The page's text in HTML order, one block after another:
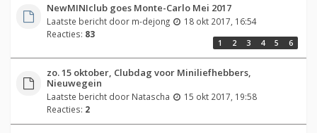
NewMINIclub goes Monte-Carlo Mei 2017
Laatste bericht door m-dejong
18 okt 2017, 16:54
Reacties: 83
1 2 3 4 5 6
zo. 15 oktober, Clubdag voor Miniliefhebbers,
Nieuwegein
Laatste bericht door Natascha
15 okt 2017, 19:58
Reacties: 2